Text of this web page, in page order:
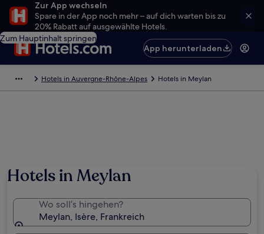
Zur App wechseln
Spare in der App noch mehr – auf dich warten bis zu
20% Rabatt auf ausgewählte Hotels.
Zum Hauptinhalt springen
App herunterladen
Hotels in Auvergne-Rhône-Alpes Hotels in Meylan
Hotels in Meylan
Wo soll’s hingehen?
Meylan, Isère, Frankreich